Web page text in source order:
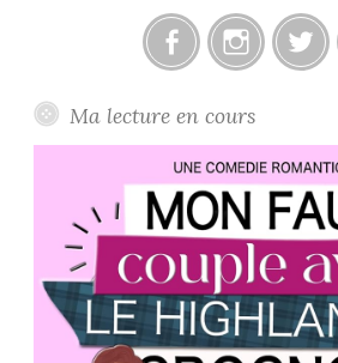
Ma lecture en cours